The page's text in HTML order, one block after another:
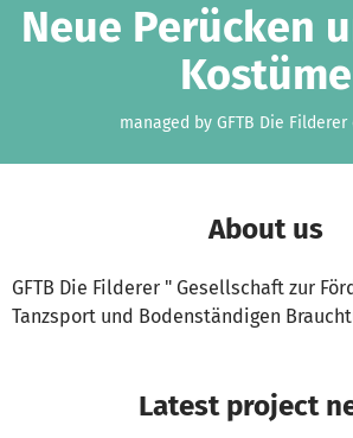
Neue Perücken
Kostüme
managed by GFTB Die Filderer
About us
GFTB Die Filderer " Gesellschaft zur
Tanzsport und Bodenständigen
Latest project